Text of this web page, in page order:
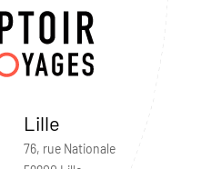
Lille
76, rue Nationale